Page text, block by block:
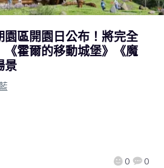
園區開園日公布！將完全
《霍爾的移動城堡》《魔
景
0 0